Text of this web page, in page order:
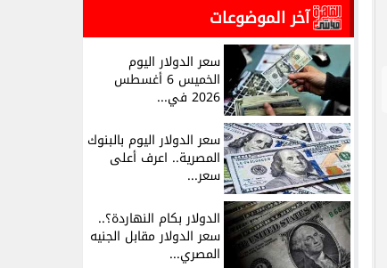
آخر الموضوعات
سعر الدولار اليوم
الخميس 6 أغسطس
2026 في...
سعر الدولار اليوم بالبنوك
المصرية.. اعرف أعلى
سعر...
الدولار بكام النهاردة؟..
سعر الدولار مقابل الجنيه
المصري...